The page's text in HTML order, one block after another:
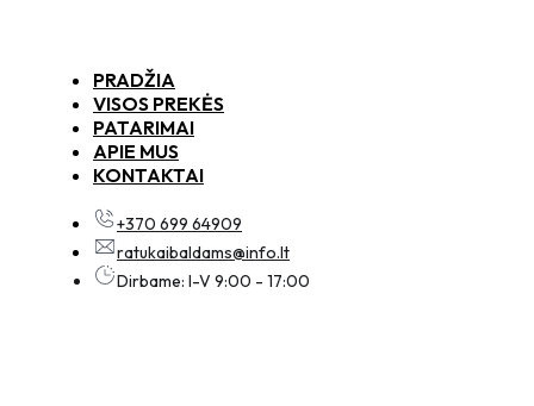
PRADŽIA
VISOS PREKĖS
PATARIMAI
APIE MUS
KONTAKTAI
+370 699 64909
ratukaibaldams@info.lt
Dirbame: I-V 9:00 - 17:00